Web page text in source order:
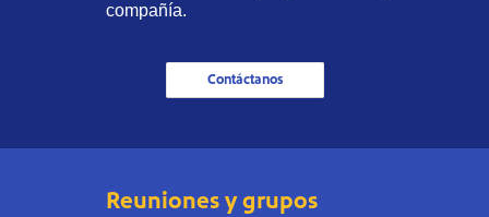
compañía.
Contáctanos
Reuniones y grupos